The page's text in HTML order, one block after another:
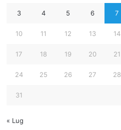
3 4 5 6 7
10 11 12 13 14
17 18 19 20 21
24 25 26 27 28
31
« Lug